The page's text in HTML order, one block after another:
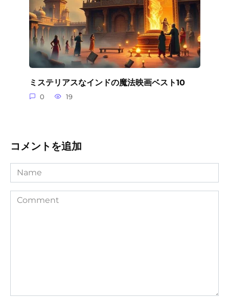
ミステリアスなインドの魔法映画ベスト10
0 19
コメントを追加
Name
Comment